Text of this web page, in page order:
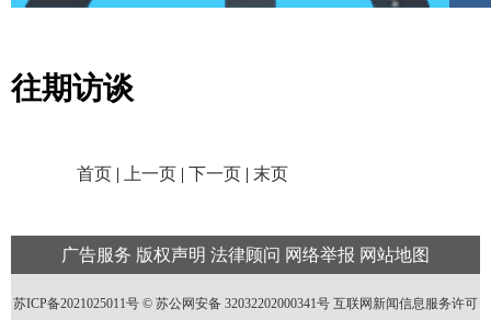
往期访谈
首页 | 上一页 | 下一页 | 末页
广告服务 版权声明 法律顾问 网络举报 网站地图
苏ICP备2021025011号 © 苏公网安备 32032202000341号 互联网新闻信息服务许可